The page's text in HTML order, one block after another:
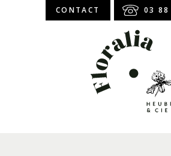
CONTACT 03